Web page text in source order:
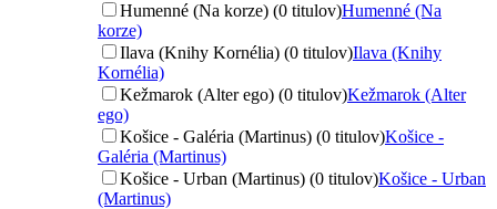
Humenné (Na korze) (0 titulov)Humenné (Na
korze)
Ilava (Knihy Kornélia) (0 titulov)Ilava (Knihy
Kornélia)
Kežmarok (Alter ego) (0 titulov)Kežmarok (Alter
ego)
Košice - Galéria (Martinus) (0 titulov)Košice -
Galéria (Martinus)
Košice - Urban (Martinus) (0 titulov)Košice - Urban
(Martinus)